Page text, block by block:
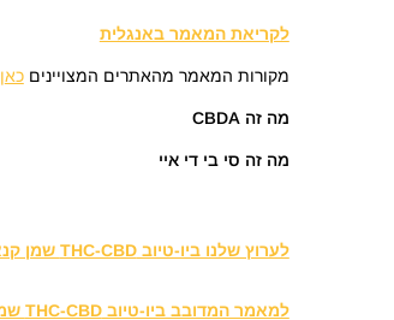
לקריאת המאמר באנגלית
מקורות המאמר מהאתרים המצוייניםכאן
מה זה CBDA
מה זה סי בי די איי
לערוץ שלנו ביו-טיוב THC-CBD שמן קנאביס – קנאביס רפואי
למאמר המדובב ביו-טיוב THC-CBD שמן קנאביס – קנאביס רפואי